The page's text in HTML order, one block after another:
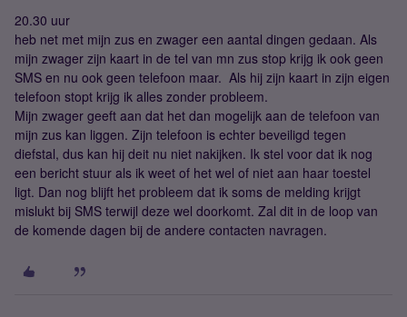
20.30 uur
heb net met mijn zus en zwager een aantal dingen gedaan. Als
mijn zwager zijn kaart in de tel van mn zus stop krijg ik ook geen
SMS en nu ook geen telefoon maar. Als hij zijn kaart in zijn eigen
telefoon stopt krijg ik alles zonder probleem.
Mijn zwager geeft aan dat het dan mogelijk aan de telefoon van
mijn zus kan liggen. Zijn telefoon is echter beveiligd tegen
diefstal, dus kan hij deit nu niet nakijken. Ik stel voor dat ik nog
een bericht stuur als ik weet of het wel of niet aan haar toestel
ligt. Dan nog blijft het probleem dat ik soms de melding krijgt
mislukt bij SMS terwijl deze wel doorkomt. Zal dit in de loop van
de komende dagen bij de andere contacten navragen.